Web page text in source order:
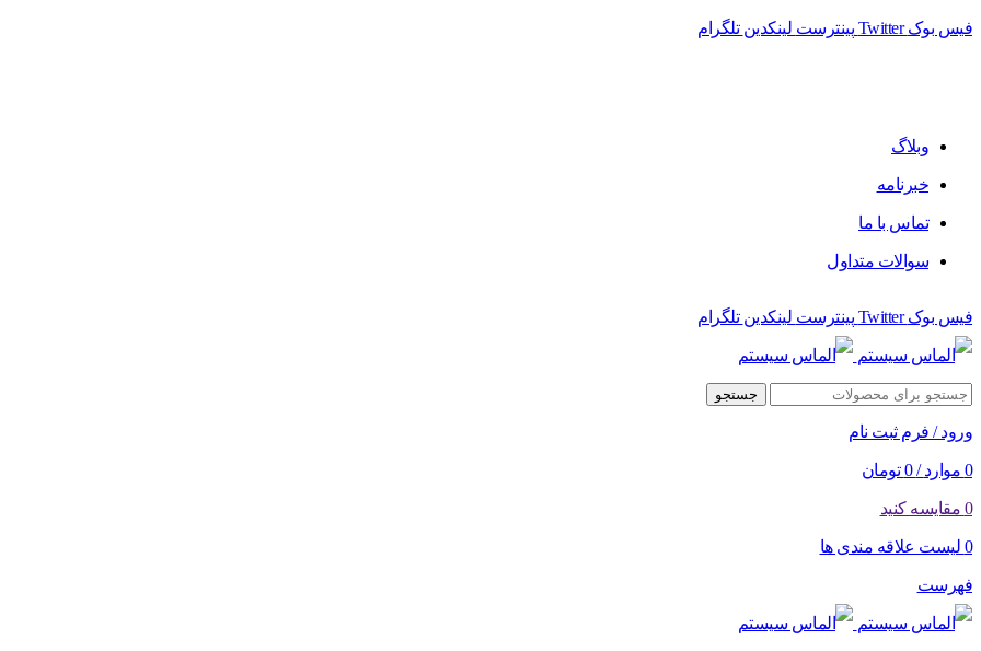
فیس بوک Twitter پینترست لینکدین تلگرام
وبلاگ
خبرنامه
تماس با ما
سوالات متداول
فیس بوک Twitter پینترست لینکدین تلگرام
جستجو
ورود / فرم ثبت نام
0 موارد /
0 تومان
0 مقایسه کنید
0 لیست علاقه مندی ها
فهرست